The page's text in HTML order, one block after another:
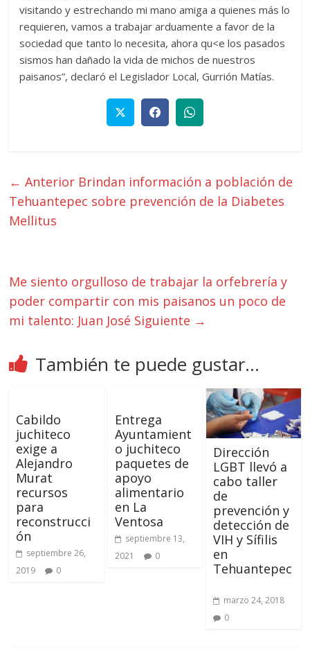
visitando y estrechando mi mano amiga a quienes más lo
requieren, vamos a trabajar arduamente a favor de la
sociedad que tanto lo necesita, ahora qu<e los pasados
sismos han dañado la vida de michos de nuestros
paisanos”, declaró el Legislador Local, Gurrión Matías.
← Anterior Brindan información a población de
Tehuantepec sobre prevención de la Diabetes
Mellitus
Me siento orgulloso de trabajar la orfebrería y
poder compartir con mis paisanos un poco de
mi talento: Juan José Siguiente →
También te puede gustar...
Cabildo
juchiteco
exige a
Alejandro
Murat
recursos
para
reconstrucci
ón
septiembre 26,
2019
0
Entrega
Ayuntamient
o juchiteco
paquetes de
apoyo
alimentario
en La
Ventosa
septiembre 13,
2021
0
Dirección
LGBT llevó a
cabo taller
de
prevención y
detección de
VIH y Sífilis
en
Tehuantepec
marzo 24, 2018
0